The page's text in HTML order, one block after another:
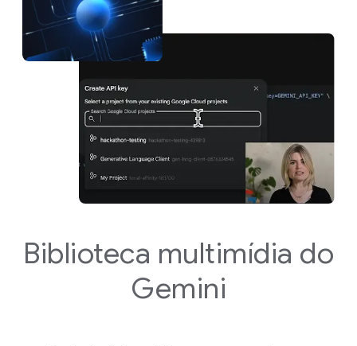
Biblioteca multimídia do
Gemini